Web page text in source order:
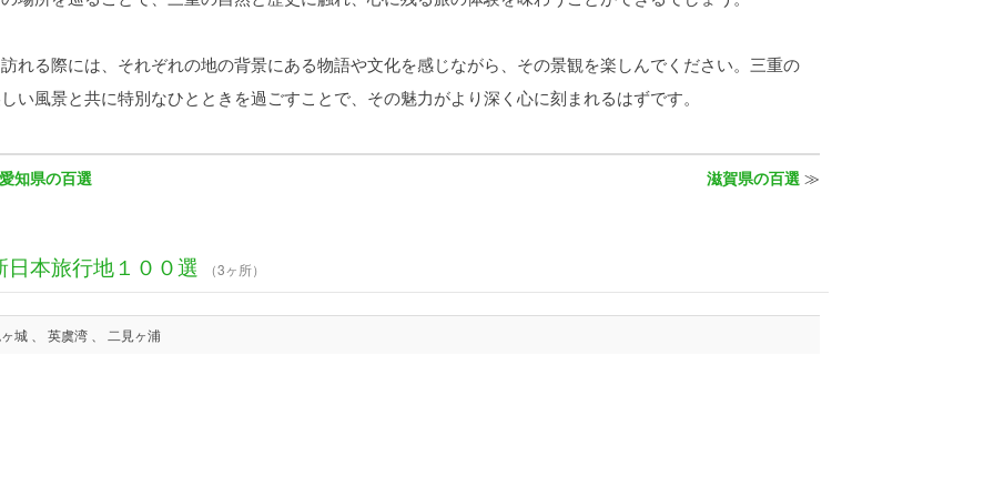
る際には、それぞれの地の背景にある物語や文化を感じながら、その景観を楽しんでください。三重の
い風景と共に特別なひとときを過ごすことで、その魅力がより深く心に刻まれるはずです。
知県の百選 滋賀県の百選≫
日本旅行地１００選 （3ヶ所）
鬼ヶ城 、 英虞湾 、 二見ヶ浦